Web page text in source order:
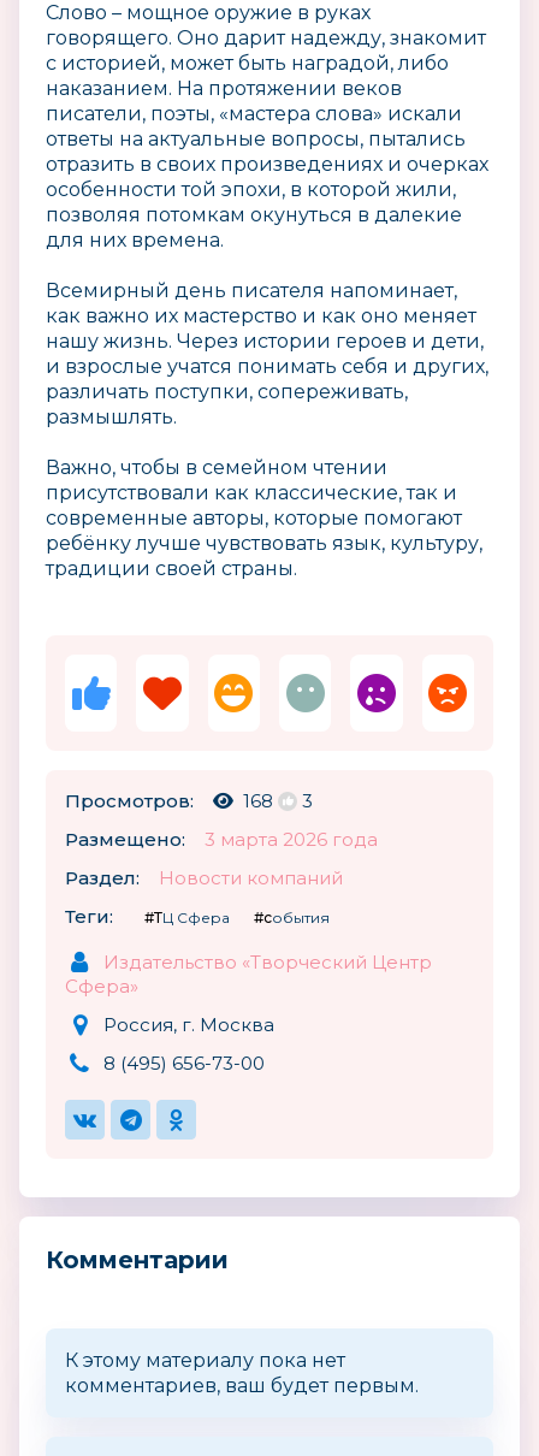
Слово – мощное оружие в руках
говорящего. Оно дарит надежду, знакомит
с историей, может быть наградой, либо
наказанием. На протяжении веков
писатели, поэты, «мастера слова» искали
ответы на актуальные вопросы, пытались
отразить в своих произведениях и очерках
особенности той эпохи, в которой жили,
позволяя потомкам окунуться в далекие
для них времена.
Всемирный день писателя напоминает,
как важно их мастерство и как оно меняет
нашу жизнь. Через истории героев и дети,
и взрослые учатся понимать себя и других,
различать поступки, сопереживать,
размышлять.
Важно, чтобы в семейном чтении
присутствовали как классические, так и
современные авторы, которые помогают
ребёнку лучше чувствовать язык, культуру,
традиции своей страны.
Просмотров: 168
3
Размещено:
3 марта 2026 года
Раздел:
Новости компаний
Теги:
#ТЦ Сфера #события
Издательство «Творческий Центр
Сфера»
Россия, г. Москва
8 (495) 656-73-00
Комментарии
К этому материалу пока нет
комментариев, ваш будет первым.